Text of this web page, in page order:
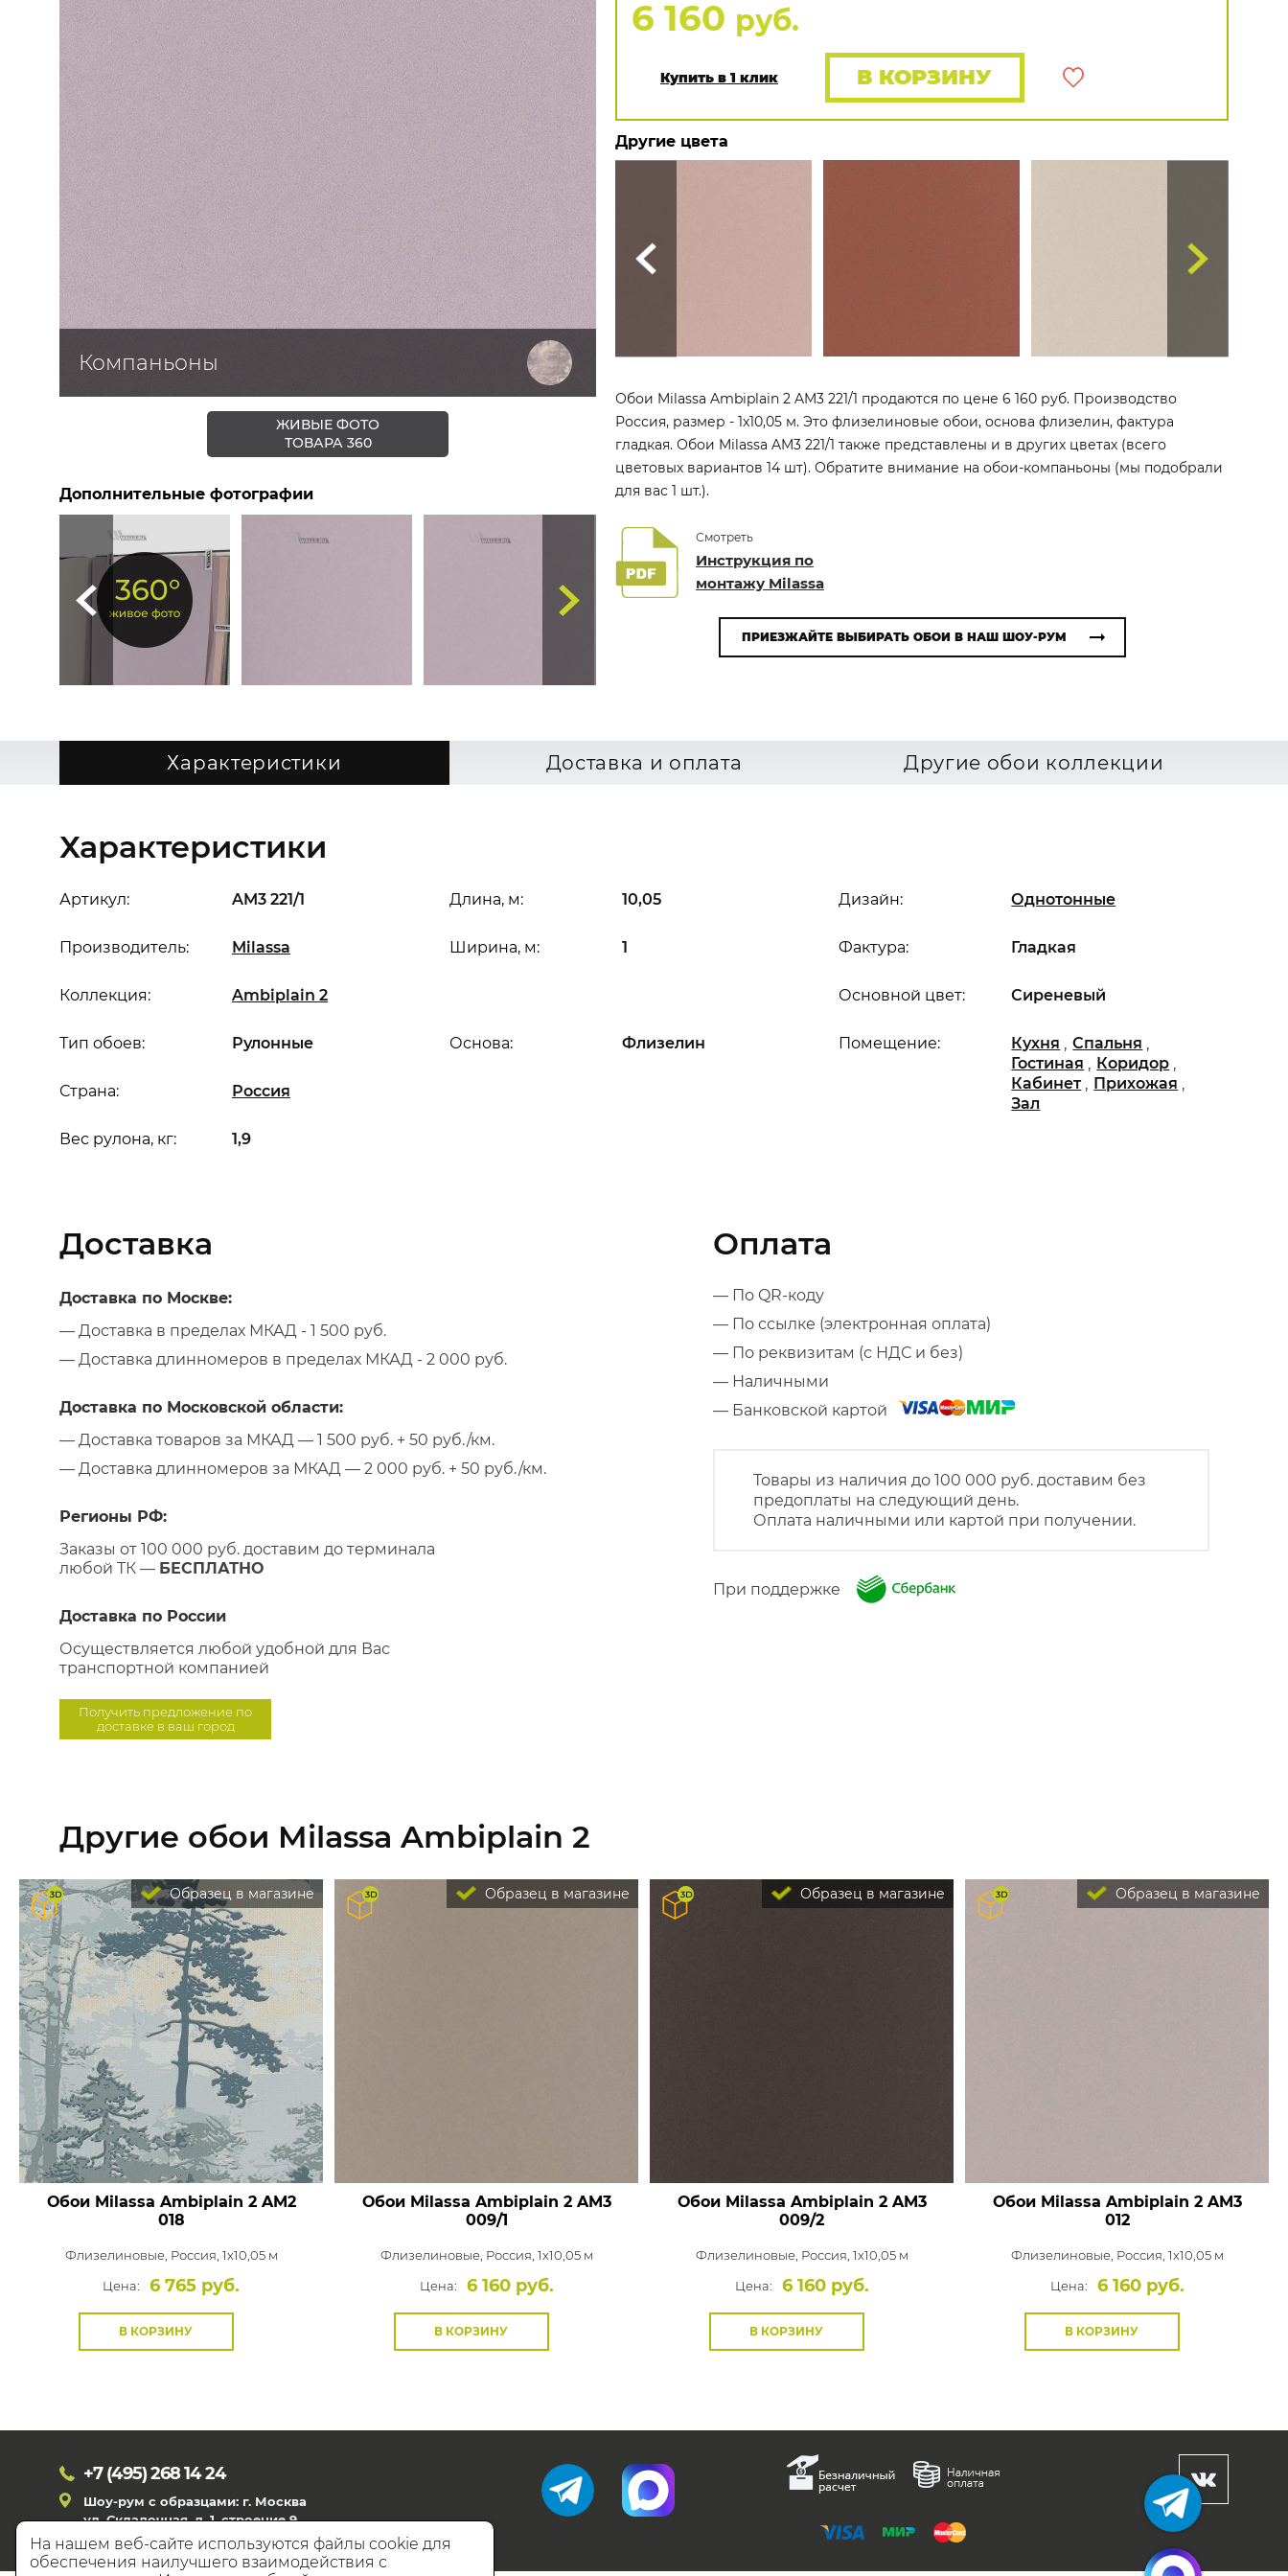
ЦВЕТА
ПОКАЗАТЬ ВСЕ ОБОИ
Компаньоны
ЖИВЫЕ ФОТО
ТОВАРА 360
Дополнительные фотографии
6 160 руб.
Купить в 1 клик В КОРЗИНУ
Другие цвета
Обои Milassa Ambiplain 2 AM3 221/1 продаются по цене 6 160 руб. Производство
Россия, размер - 1x10,05 м. Это флизелиновые обои, основа флизелин, фактура
гладкая. Обои Milassa AM3 221/1 также представлены и в других цветах (всего
цветовых вариантов 14 шт). Обратите внимание на обои-компаньоны (мы подобрали
для вас 1 шт.).
Смотреть
Инструкция по
монтажу Milassa
ПРИЕЗЖАЙТЕ ВЫБИРАТЬ ОБОИ В НАШ ШОУ-РУМ
Характеристики Доставка и оплата Другие обои коллекции
Характеристики
Артикул: AM3 221/1
Производитель: Milassa
Коллекция: Ambiplain 2
Длина, м: 10,05
Ширина, м: 1
Вес рулона, кг: 1,9
Основной цвет: Сиреневый
Дизайн: Однотонные
Основа: Флизелин Помещение: Кухня ,Спальня ,
Гостиная , Коридор ,
Кабинет , Прихожая ,
Зал
Страна: Россия
Тип обоев: Рулонные
Фактура: Гладкая
Доставка
Доставка по Москве:
— Доставка в пределах МКАД - 1 500 руб.
— Доставка длинномеров в пределах МКАД - 2 000 руб.
Доставка по Московской области:
— Доставка товаров за МКАД — 1 500 руб. + 50 руб./км.
— Доставка длинномеров за МКАД — 2 000 руб. + 50 руб./км.
Регионы РФ:
Заказы от 100 000 руб. доставим до терминала
любой ТК — БЕСПЛАТНО
Доставка по России
Осуществляется любой удобной для Вас
транспортной компанией
Получить предложение по
доставке в ваш город
Оплата
— По QR-коду
— По ссылке (электронная оплата)
— По реквизитам (с НДС и без)
— Наличными
— Банковской картой
Товары из наличия до 100 000 руб. доставим без
предоплаты на следующий день.
Оплата наличными или картой при получении.
При поддержке
Другие обои Milassa Ambiplain 2
Образец в магазине
Обои Milassa Ambiplain 2AM2
018
Флизелиновые, Россия, 1x10,05 м
Цена:
6 765 руб.
В КОРЗИНУ
Образец в магазине
Обои Milassa Ambiplain 2AM3
009/1
Флизелиновые, Россия, 1x10,05 м
Цена:
6 160 руб.
В КОРЗИНУ
Образец в магазине
Обои Milassa Ambiplain 2AM3
009/2
Флизелиновые, Россия, 1x10,05 м
Цена:
6 160 руб.
В КОРЗИНУ
Образец в магазине
Обои Milassa Ambiplain 2AM3
012
Флизелиновые, Россия, 1x10,05 м
Цена:
6 160 руб.
В КОРЗИНУ
+7 (495)268 14 24
Шоу-рум с образцами: г. Москва
ул. Складочная, д. 1, строение 9
На нашем веб-сайте используются файлы cookie для
обеспечения наилучшего взаимодействия с